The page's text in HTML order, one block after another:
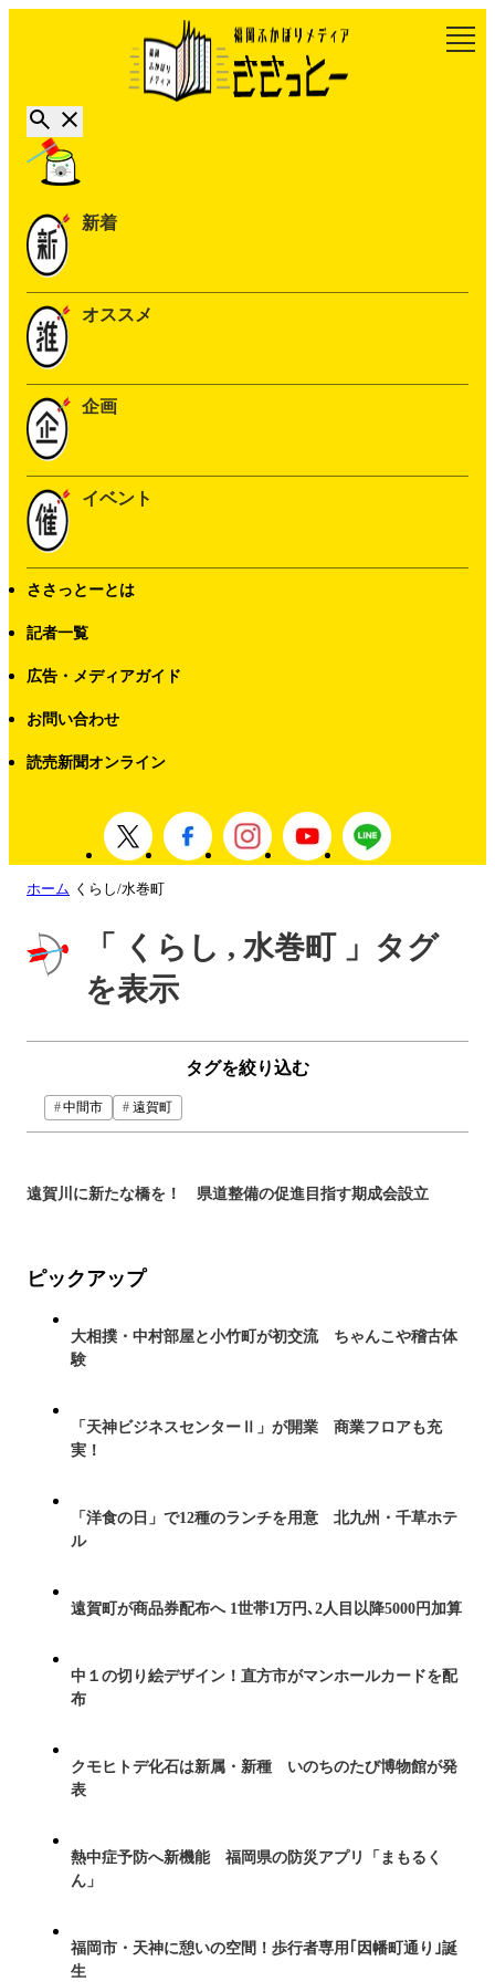
新着
オススメ
企画
イベント
ささっとーとは
記者一覧
広告・メディアガイド
お問い合わせ
読売新聞オンライン
ホーム くらし/水巻町
「 くらし , 水巻町 」タグ
を表示
タグを絞り込む
中間市 遠賀町
遠賀川に新たな橋を！ 県道整備の促進目指す期成会設立
ピックアップ
大相撲・中村部屋と小竹町が初交流 ちゃんこや稽古体
験
「天神ビジネスセンターⅡ」が開業 商業フロアも充
実！
「洋食の日」で12種のランチを用意 北九州・千草ホテ
ル
遠賀町が商品券配布へ 1世帯1万円､2人目以降5000円加算
中１の切り絵デザイン！直方市がマンホールカードを配
布
クモヒトデ化石は新属・新種 いのちのたび博物館が発
表
熱中症予防へ新機能 福岡県の防災アプリ「まもるく
ん」
福岡市・天神に憩いの空間！歩行者専用｢因幡町通り｣誕
生